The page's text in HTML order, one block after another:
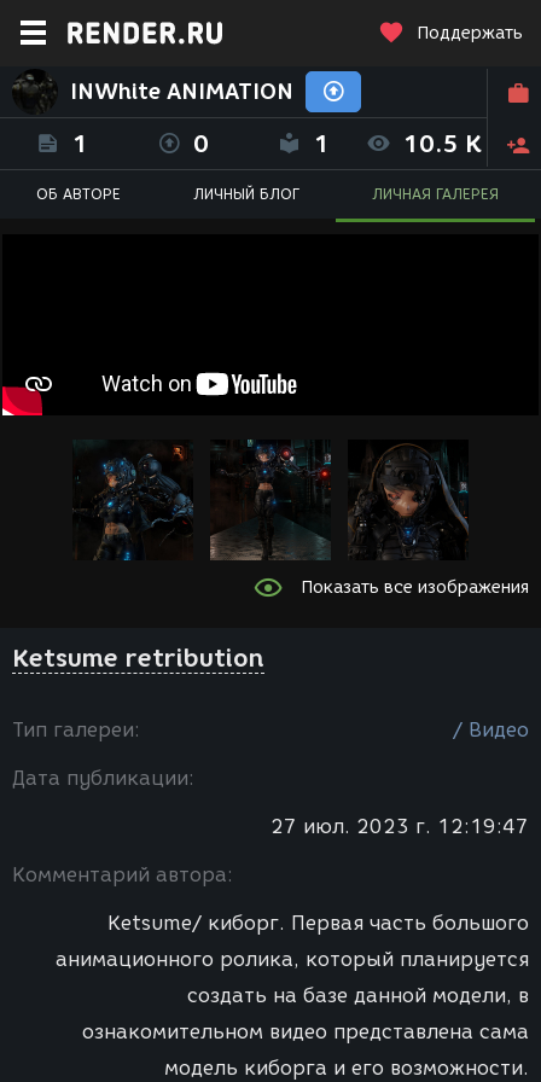
Поддержать
INWhite ANIMATION
1 0 1 10.5 K
ОБ АВТОРЕ ЛИЧНЫЙ БЛОГ ЛИЧНАЯ ГАЛЕРЕЯ
Показать все изображения
Ketsume retribution
Тип галереи: / Видео
Дата публикации:
27 июл. 2023 г. 12:19:47
Комментарий автора:
Ketsume/ киборг. Первая часть большого
анимационного ролика, который планируется
создать на базе данной модели, в
ознакомительном видео представлена сама
модель киборга и его возможности.